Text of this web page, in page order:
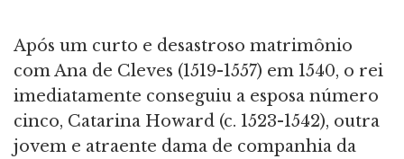
Após um curto e desastroso matrimônio
com Ana de Cleves (1519-1557) em 1540, o rei
imediatamente conseguiu a esposa número
cinco, Catarina Howard (c. 1523-1542), outra
jovem e atraente dama de companhia da